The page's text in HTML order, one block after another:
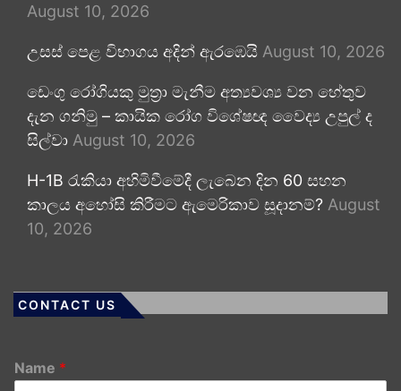
August 10, 2026
උසස් පෙළ විභාගය අදින් ඇරඹෙයි August 10, 2026
ඩෙංගු රෝගියකු ⁣මුත්‍රා මැනීම අත්‍යවශ්‍ය වන හේතුව
දැන ගනිමු – කායික රෝග විශේෂඥ වෛද්‍ය උපුල් ද
සිල්වා August 10, 2026
H-1B රැකියා අහිමිවීමේදී ලැබෙන දින 60 සහන
කාලය අහෝසි කිරීමට ඇමෙරිකාව සූදානම්? August
10, 2026
CONTACT US
Name *